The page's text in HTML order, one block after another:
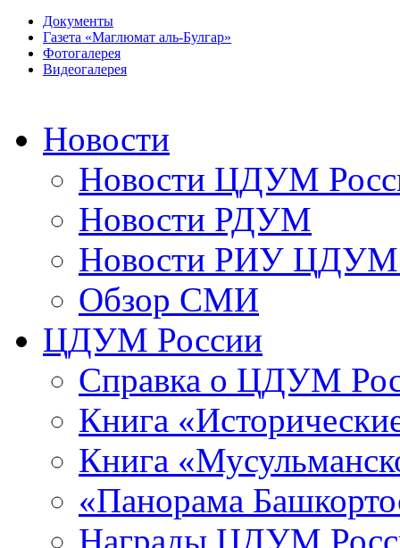
Документы
Газета «Маглюмат аль-Булгар»
Фотогалерея
Видеогалерея
Новости
Новости ЦДУМ
Новости РДУМ
Новости РИУ ЦДУМ
Обзор СМИ
ЦДУМ России
Справка о ЦДУМ
Книга
Книга
«Панорама